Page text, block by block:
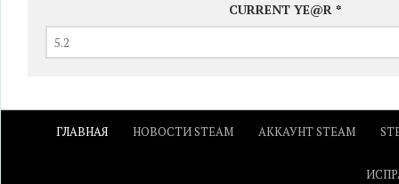
CURRENT YE@R *
ГЛАВНАЯ НОВОСТИ STEAM АККАУНТ STEAM